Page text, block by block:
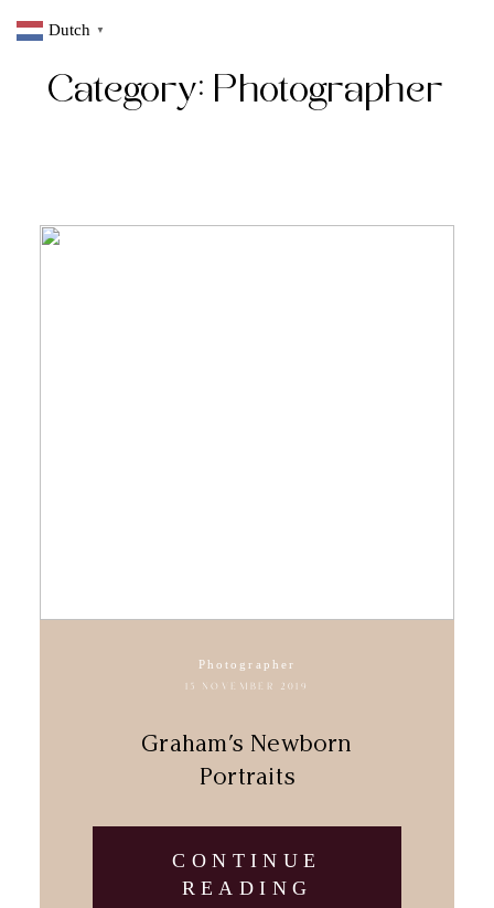
Category: Photographer
Photographer
15 NOVEMBER 2019
Graham’s Newborn
Portraits
CONTINUE
READING
Dutch ▼